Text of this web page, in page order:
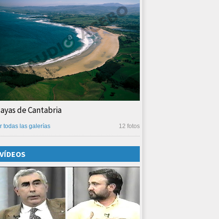
de Cantabria
12 fotos
todas las galerías
VÍDEOS